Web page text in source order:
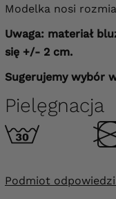
Modelka nosi
Uwaga: materiał
się +/- 2 cm.
Sugerujemy wybór
Pielęgnacja
Podmiot